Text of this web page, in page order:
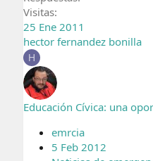
Visitas
25 Ene 2011
hector fernandez bonilla
H
Educación Cívica: una
emrcia
5 Feb 2012